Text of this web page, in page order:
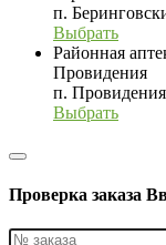
п.
Выбрать
Районная
Провидения
п.
Выбрать
Проверка заказа